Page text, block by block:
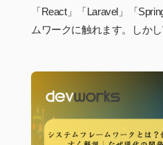
「React」「Laravel」「
ムワークに触れます。しか
はどう連携しているのか。
るかどうかで、その後の学
わります。本記事では、フ